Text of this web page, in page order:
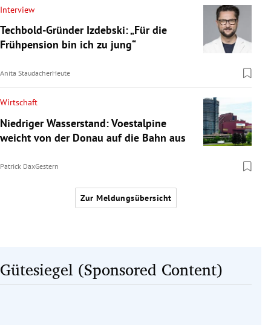
Interview
Techbold-Gründer Izdebski: „Für die
Frühpension bin ich zu jung“
Anita StaudacherHeute
Wirtschaft
Niedriger Wasserstand: Voestalpine
weicht von der Donau auf die Bahn aus
Patrick DaxGestern
Zur Meldungsübersicht
Gütesiegel (Sponsored Content)